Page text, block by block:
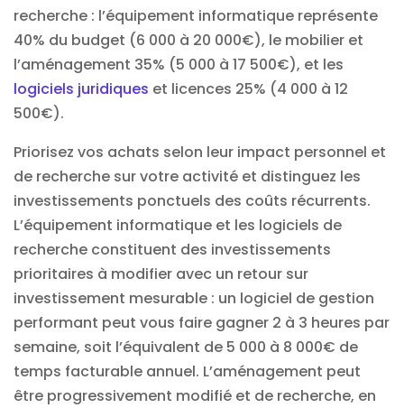
recherche : l’équipement informatique représente
40% du budget (6 000 à 20 000€), le mobilier et
l’aménagement 35% (5 000 à 17 500€), et les
logiciels juridiques et licences 25% (4 000 à 12
500€).
Priorisez vos achats selon leur impact personnel et
de recherche sur votre activité et distinguez les
investissements ponctuels des coûts récurrents.
L’équipement informatique et les logiciels de
recherche constituent des investissements
prioritaires à modifier avec un retour sur
investissement mesurable : un logiciel de gestion
performant peut vous faire gagner 2 à 3 heures par
semaine, soit l’équivalent de 5 000 à 8 000€ de
temps facturable annuel. L’aménagement peut
être progressivement modifié et de recherche, en